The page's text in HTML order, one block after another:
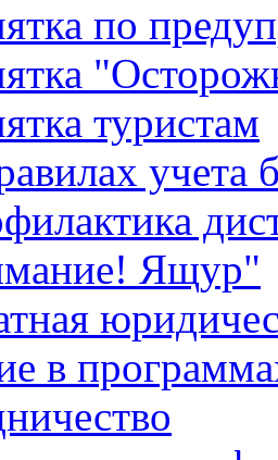
по
туристам
учета
Ящур"
в